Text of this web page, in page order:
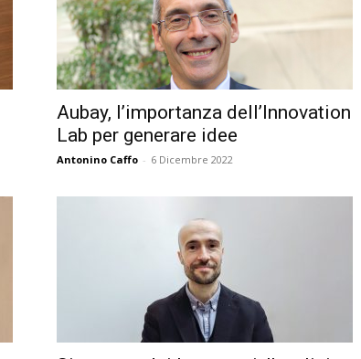
Aubay, l’importanza dell’Innovation
Lab per generare idee
Antonino Caffo - 6 Dicembre 2022